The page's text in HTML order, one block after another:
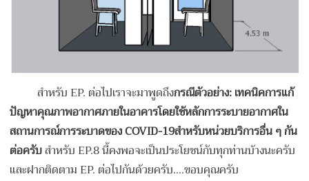
สำหรับ EP. ต่อไปเราจะมาพูดถึงกรณีตัวอย่าง: เทคนิคการแก้
ปัญหาคุณภาพอากาศภายในอาคารโดยใช้หลักการระบายอากาศใน
สถานการณ์การระบาดของCOVID-19สำหรับหน่วยบริการอื่น ๆ กัน
ต่อครับสำหรับ EP.8 นี้คงพอจะเป็นประโยชน์กับทุกท่านบ้างนะครับ
และฝากติดตาม EP. ต่อไปกันด้วยครับ….ขอบคุณครับ